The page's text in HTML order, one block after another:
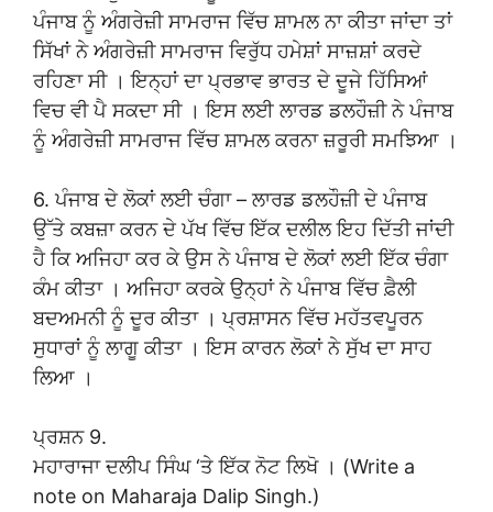
ਪੰਜਾਬ ਨੂੰ ਅੰਗਰੇਜ਼ੀ ਸਾਮਰਾਜ ਵਿੱਚ ਸ਼ਾਮਲ ਨਾ ਕੀਤਾ ਜਾਂਦਾ ਤਾਂ
ਸਿੱਖਾਂ ਨੇ ਅੰਗਰੇਜ਼ੀ ਸਾਮਰਾਜ ਵਿਰੁੱਧ ਹਮੇਸ਼ਾਂ ਸਾਜ਼ਸ਼ਾਂ ਕਰਦੇ
ਰਹਿਣਾ ਸੀ । ਇਨ੍ਹਾਂ ਦਾ ਪ੍ਰਭਾਵ ਭਾਰਤ ਦੇ ਦੂਜੇ ਹਿੱਸਿਆਂ
ਵਿਚ ਵੀ ਪੈ ਸਕਦਾ ਸੀ । ਇਸ ਲਈ ਲਾਰਡ ਡਲਹੌਜ਼ੀ ਨੇ ਪੰਜਾਬ
ਨੂੰ ਅੰਗਰੇਜ਼ੀ ਸਾਮਰਾਜ ਵਿੱਚ ਸ਼ਾਮਲ ਕਰਨਾ ਜ਼ਰੂਰੀ ਸਮਝਿਆ ।
6. ਪੰਜਾਬ ਦੇ ਲੋਕਾਂ ਲਈ ਚੰਗਾ – ਲਾਰਡ ਡਲਹੌਜ਼ੀ ਦੇ ਪੰਜਾਬ
ਉੱਤੇ ਕਬਜ਼ਾ ਕਰਨ ਦੇ ਪੱਖ ਵਿੱਚ ਇੱਕ ਦਲੀਲ ਇਹ ਦਿੱਤੀ ਜਾਂਦੀ
ਹੈ ਕਿ ਅਜਿਹਾ ਕਰ ਕੇ ਉਸ ਨੇ ਪੰਜਾਬ ਦੇ ਲੋਕਾਂ ਲਈ ਇੱਕ ਚੰਗਾ
ਕੰਮ ਕੀਤਾ । ਅਜਿਹਾ ਕਰਕੇ ਉਨ੍ਹਾਂ ਨੇ ਪੰਜਾਬ ਵਿੱਚ ਫ਼ੈਲੀ
ਬਦਅਮਨੀ ਨੂੰ ਦੂਰ ਕੀਤਾ । ਪ੍ਰਸ਼ਾਸਨ ਵਿੱਚ ਮਹੱਤਵਪੂਰਨ
ਸੁਧਾਰਾਂ ਨੂੰ ਲਾਗੂ ਕੀਤਾ । ਇਸ ਕਾਰਨ ਲੋਕਾਂ ਨੇ ਸੁੱਖ ਦਾ ਸਾਹ
ਲਿਆ ।
ਪ੍ਰਸ਼ਨ 9.
ਮਹਾਰਾਜਾ ਦਲੀਪ ਸਿੰਘ ‘ਤੇ ਇੱਕ ਨੋਟ ਲਿਖੋ । (Write a
note on Maharaja Dalip Singh.)